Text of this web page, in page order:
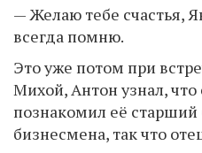
— Желаю тебе счастья,
всегда помню.
Это уже потом при
Михой, Антон узнал,
познакомил её старший
бизнесмена, так что